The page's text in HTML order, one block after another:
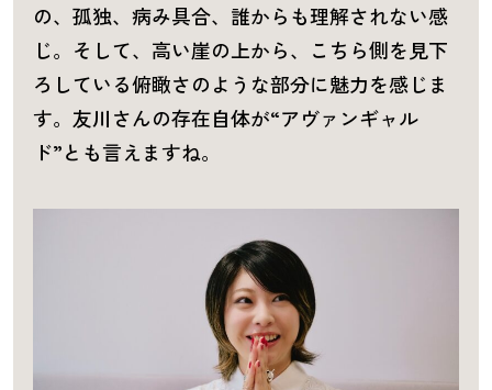
の、孤独、病み具合、誰からも理解されない感
じ。そして、高い崖の上から、こちら側を見下
ろしている俯瞰さのような部分に魅力を感じま
す。友川さんの存在自体が“アヴァンギャル
ド”とも言えますね。